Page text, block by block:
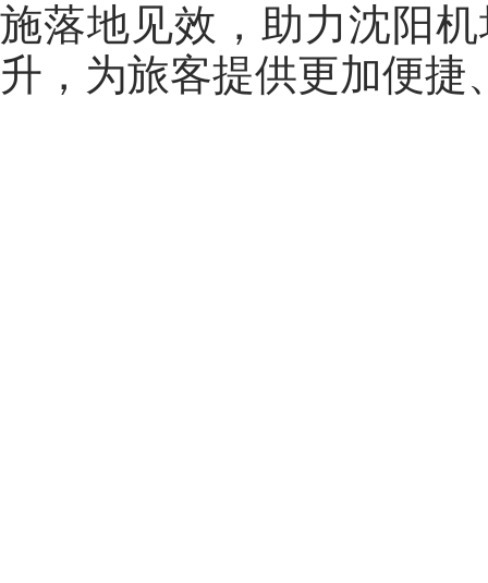
施落地见效，助力沈阳
升，为旅客提供更加便